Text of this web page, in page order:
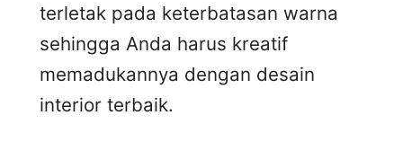
terletak pada keterbatasan warna
sehingga Anda harus kreatif
memadukannya dengan desain
interior terbaik.